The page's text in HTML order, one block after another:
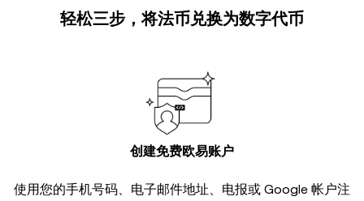
轻松三步，将法币兑换为数字代币
创建免费欧易账户
使用您的手机号码、电子邮件地址、电报或 Google 帐户注